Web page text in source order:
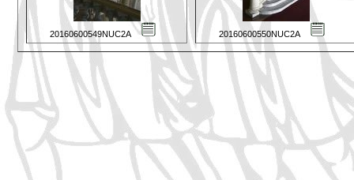
20160600549NUC2A 20160600550NUC2A